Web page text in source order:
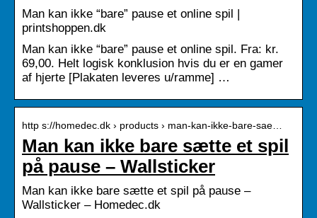
Man kan ikke “bare” pause et online spil |
printshoppen.dk
Man kan ikke “bare” pause et online spil. Fra: kr.
69,00. Helt logisk konklusion hvis du er en gamer
af hjerte [Plakaten leveres u/ramme] …
http s://homedec.dk › products › man-kan-ikke-bare-sae…
Man kan ikke bare sætte et spil
på pause – Wallsticker
Man kan ikke bare sætte et spil på pause –
Wallsticker – Homedec.dk